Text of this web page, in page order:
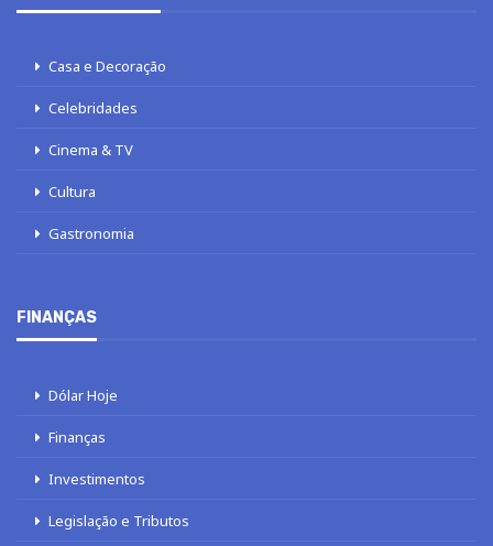
Casa e Decoração
Celebridades
Cinema & TV
Cultura
Gastronomia
FINANÇAS
Dólar Hoje
Finanças
Investimentos
Legislação e Tributos